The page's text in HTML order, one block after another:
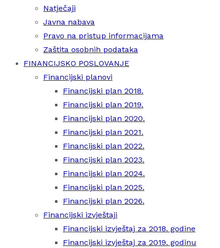
Natječaji
Javna nabava
Pravo na pristup informacijama
Zaštita osobnih podataka
FINANCIJSKO POSLOVANJE
Financijski planovi
Financijski plan 2018.
Financijski plan 2019.
Financijski plan 2020.
Financijski plan 2021.
Financijski plan 2022.
Financijski plan 2023.
Financijski plan 2024.
Financijski plan 2025.
Financijski plan 2026.
Financijski izvještaji
Financijski izvještaj za 2018. godine
Financijski izvještaj za 2019. godinu